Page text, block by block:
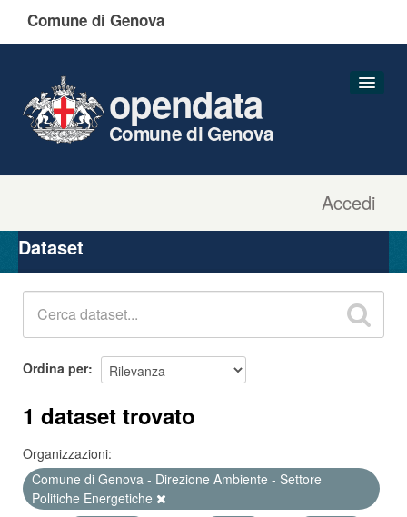
Comune di Genova
Accedi
opendata
Comune di Genova
Organizzazioni
Gruppi
Dataset
Ordina per
1 dataset trovato
Organizzazioni:
Comune di Genova - Direzione Ambiente - Settore
Politiche Energetiche